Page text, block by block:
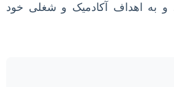
و به اهداف آکادمیک و شغلی خود